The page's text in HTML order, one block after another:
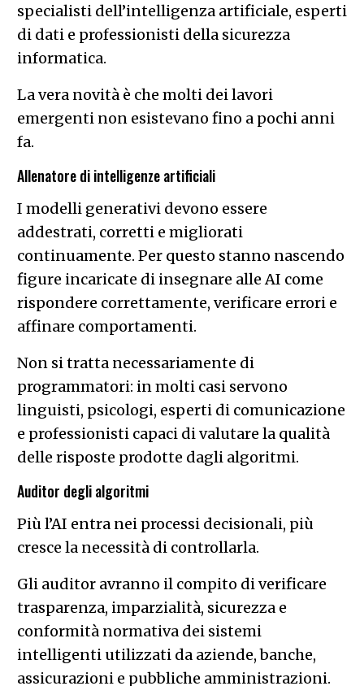
specialisti dell’intelligenza artificiale, esperti
di dati e professionisti della sicurezza
informatica.
La vera novità è che molti dei lavori
emergenti non esistevano fino a pochi anni
fa.
Allenatore di intelligenze artificiali
I modelli generativi devono essere
addestrati, corretti e migliorati
continuamente. Per questo stanno nascendo
figure incaricate di insegnare alle AI come
rispondere correttamente, verificare errori e
affinare comportamenti.
Non si tratta necessariamente di
programmatori: in molti casi servono
linguisti, psicologi, esperti di comunicazione
e professionisti capaci di valutare la qualità
delle risposte prodotte dagli algoritmi.
Auditor degli algoritmi
Più l’AI entra nei processi decisionali, più
cresce la necessità di controllarla.
Gli auditor avranno il compito di verificare
trasparenza, imparzialità, sicurezza e
conformità normativa dei sistemi
intelligenti utilizzati da aziende, banche,
assicurazioni e pubbliche amministrazioni.